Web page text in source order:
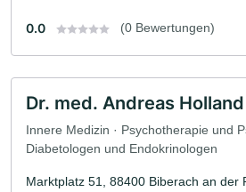
0.0 (0 Bewertungen)
Dr. med. Andreas Holland
Innere Medizin · Psychotherapie und
Diabetologen und Endokrinologen
Marktplatz 51, 88400 Biberach an der